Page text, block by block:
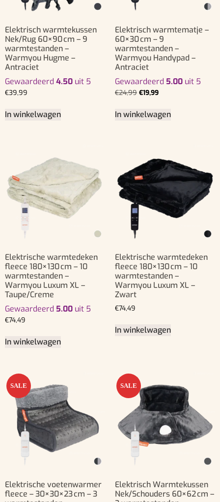
Elektrisch warmtekussen
Nek/Rug 60×90 cm – 9
warmtestanden –
Warmyou Hugme –
Antraciet
Gewaardeerd 4.50 uit 5
€39,99
In winkelwagen
Elektrisch warmtematje –
60×30 cm – 9
warmtestanden –
Warmyou Handypad –
Antraciet
Gewaardeerd 5.00 uit 5
€24,99 €19,99
In winkelwagen
Elektrische warmtedeken
fleece 180×130 cm – 10
warmtestanden –
Warmyou Luxum XL –
Taupe/Creme
Gewaardeerd 5.00 uit 5
€74,49
In winkelwagen
Elektrische warmtedeken
fleece 180×130 cm – 10
warmtestanden –
Warmyou Luxum XL –
Zwart
€74,49
In winkelwagen
SALE
Elektrische voetenwarmer
fleece – 30×30×23 cm – 3
SALE
Elektrisch Warmtekussen
Nek/Schouders 60×62 cm –